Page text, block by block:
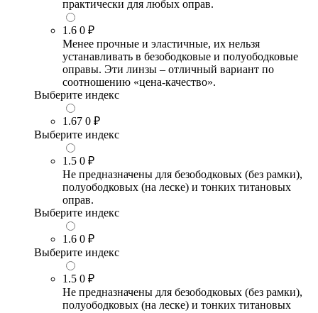
практически для любых оправ.
1.6 0 ₽
Менее прочные и эластичные, их нельзя
устанавливать в безободковые и полуободковые
оправы. Эти линзы – отличный вариант по
соотношению «цена-качество».
Выберите индекс
1.67 0 ₽
Выберите индекс
1.5 0 ₽
Не предназначены для безободковых (без рамки),
полуободковых (на леске) и тонких титановых
оправ.
Выберите индекс
1.6 0 ₽
Выберите индекс
1.5 0 ₽
Не предназначены для безободковых (без рамки),
полуободковых (на леске) и тонких титановых